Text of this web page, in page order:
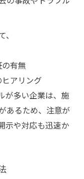
有無
アリング
が多い企業は、施
あるため、注意が
示や対応も迅速か